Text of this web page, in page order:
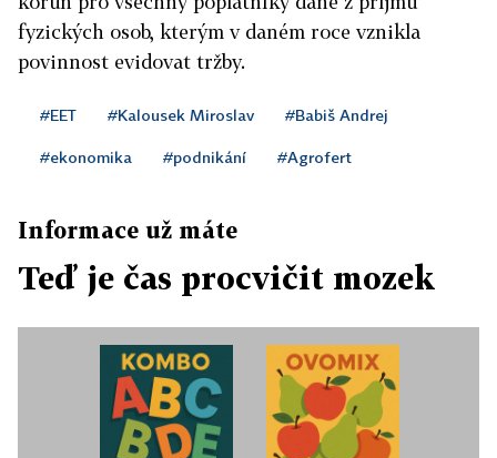
fyzických osob, kterým v daném roce vznikla
povinnost evidovat tržby.
#EET #Kalousek Miroslav #Babiš Andrej
#ekonomika #podnikání #Agrofert
Informace už máte
Teď je čas procvičit mozek